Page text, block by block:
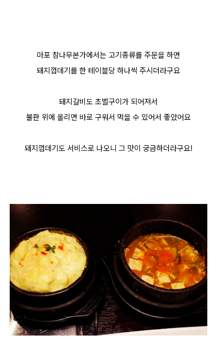
마포 참나무본가에서는 고기종류를 주문을 하면
돼지껍데기를 한 테이블당 하나씩 주시더라구요
돼지갈비도 초벌구이가 되어져서
불판 위에 올리면 바로 구워서 먹을 수 있어서 좋았어요
돼지껍데기도 서비스로 나오니 그 맛이 궁금하더라구요!